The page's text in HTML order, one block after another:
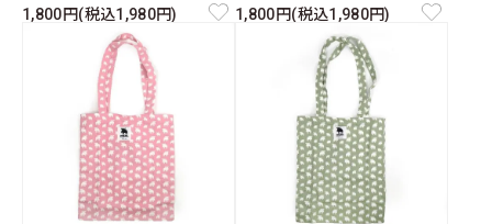
1,800円(税込1,980円)
1,800円(税込1,980円)